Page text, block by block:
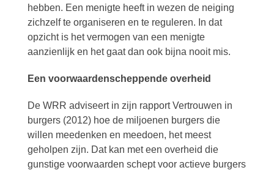
hebben. Een menigte heeft in wezen de neiging
zichzelf te organiseren en te reguleren. In dat
opzicht is het vermogen van een menigte
aanzienlijk en het gaat dan ook bijna nooit mis.
Een voorwaardenscheppende overheid
De WRR adviseert in zijn rapport Vertrouwen in
burgers (2012) hoe de miljoenen burgers die
willen meedenken en meedoen, het meest
geholpen zijn. Dat kan met een overheid die
gunstige voorwaarden schept voor actieve burgers